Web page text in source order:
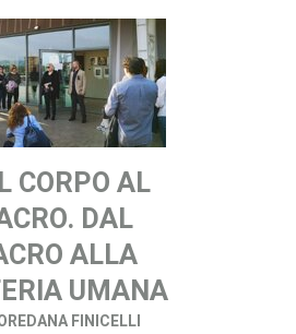
CORPO AL
DAL
ALLA
UMANA
FINICELLI